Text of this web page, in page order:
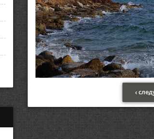
‹